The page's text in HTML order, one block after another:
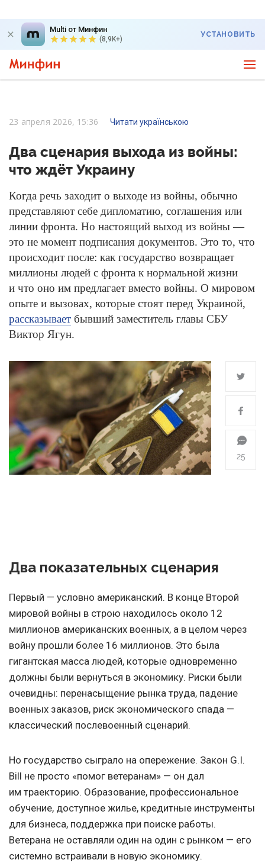
Multi от Минфин
(8,9K+)
УСТАНОВИТЬ
23 апреля 2026, 15:36 Читати українською
Два сценария выхода из войны:
что ждёт Украину
Когда речь заходит о выходе из войны, обычно
представляют себе дипломатию, соглашения или
линии фронта. Но настоящий выход из войны —
это не момент подписания документов. Это то, что
происходит после: как государство возвращает
миллионы людей с фронта к нормальной жизни
и что оно им предлагает вместо войны. О мировом
опыте и вызовах, которые стоят перед Украиной,
рассказывает бывший заместитель главы СБУ
Виктор Ягун.
25
Два показательных сценария
Первый — условно американский. В конце Второй
мировой войны в строю находилось около 12
миллионов американских военных, а в целом через
войну прошли более 16 миллионов. Это была
гигантская масса людей, которые одновременно
должны были вернуться в экономику. Риски были
очевидны: перенасыщение рынка труда, падение
военных заказов, риск экономического спада —
классический послевоенный сценарий.
Но государство сыграло на опережение. Закон G.I.
Bill не просто «помог ветеранам» — он дал
им траекторию. Образование, профессиональное
обучение, доступное жилье, кредитные инструменты
для бизнеса, поддержка при поиске работы.
Ветерана не оставляли один на один с рынком — его
системно встраивали в новую экономику.